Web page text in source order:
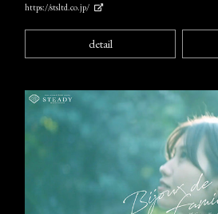
https://stsltd.co.jp/
detail